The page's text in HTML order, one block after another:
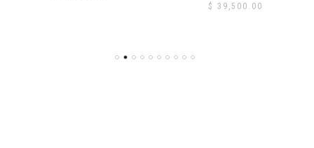
$ 39,500.00